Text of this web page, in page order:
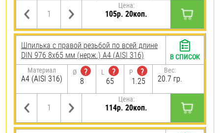
Цена:
105р. 20коп.
Шпилька с правой резьбой по всей длине
DIN 976 8х65 мм (нерж.) A4 (AISI 316)
Материал
A4 (AISI 316)
Ø
?
8
L
?
65
P
?
1.25
Вес:
20.7 гр.
Цена:
114р. 20коп.
В СПИСОК